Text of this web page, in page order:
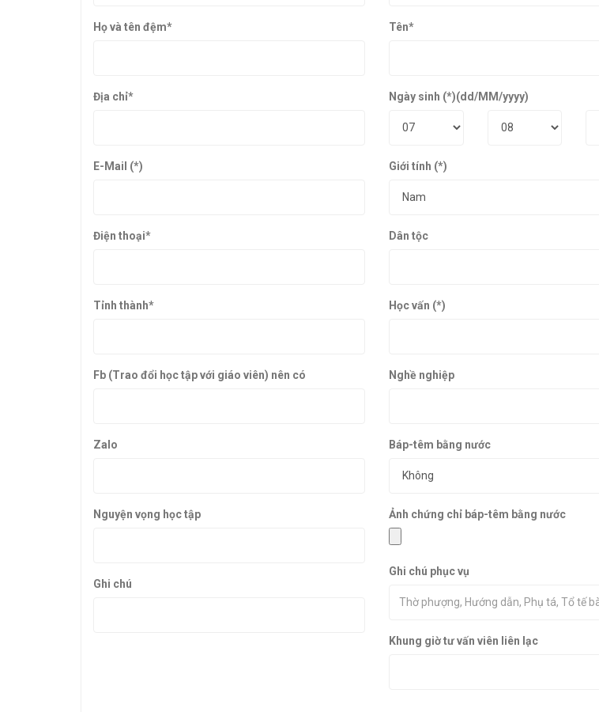
Họ và tên đệm*
Địa chỉ*
E-Mail (*)
Điện thoại*
Tỉnh thành*
Fb (Trao đổi học tập với giáo viên) nên có
Zalo
Nguyện vọng học tập
Ghi chú
Tên*
Ngày sinh (*)(dd/MM/yyyy)
Giới tính (*)
Dân tộc
Học vấn (*)
Nghề nghiệp
Báp-têm bằng nước
Ảnh chứng chỉ báp-têm bằng nước
Ghi chú phục vụ
Khung giờ tư vấn viên liên lạc